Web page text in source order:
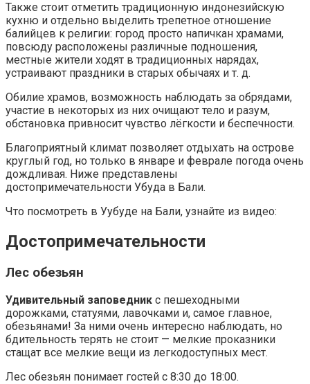
Также стоит отметить традиционную индонезийскую
кухню и отдельно выделить трепетное отношение
балийцев к религии: город просто напичкан храмами,
повсюду расположены различные подношения,
местные жители ходят в традиционных нарядах,
устраивают праздники в старых обычаях и т. д.
Обилие храмов, возможность наблюдать за обрядами,
участие в некоторых из них очищают тело и разум,
обстановка привносит чувство лёгкости и беспечности.
Благоприятный климат позволяет отдыхать на острове
круглый год, но только в январе и феврале погода очень
дождливая. Ниже представлены
достопримечательности Убуда в Бали.
Что посмотреть в Уубуде на Бали, узнайте из видео:
Достопримечательности
Лес обезьян
Удивительный заповедник с пешеходными
дорожками, статуями, лавочками и, самое главное,
обезьянами! За ними очень интересно наблюдать, но
бдительность терять не стоит — мелкие проказники
стащат все мелкие вещи из легкодоступных мест.
Лес обезьян понимает гостей с 8:30 до 18:00.